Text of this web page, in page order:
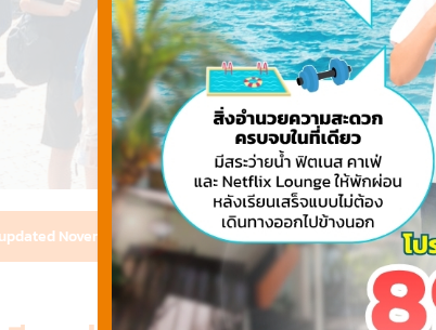
November 16, 2024 ago byWebmaster Thebest